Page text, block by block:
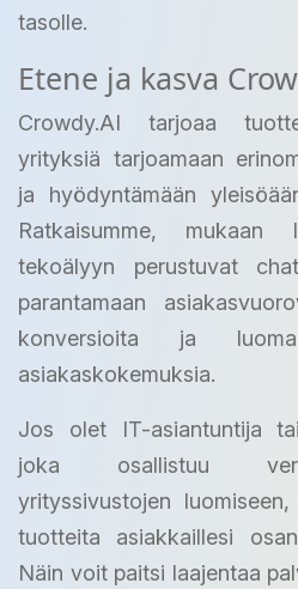
tasolle.
Etene ja kasva
Crowdy.AI tarjoaa
yrityksiä tarjoamaan
ja hyödyntämään
Ratkaisumme, mukaan
tekoälyyn perustuvat
parantamaan
konversioita ja
asiakaskokemuksia.
Jos olet IT-asiantuntija
joka osallistuu
yrityssivustojen
tuotteita asiakkaillesi
Näin voit paitsi laajentaa